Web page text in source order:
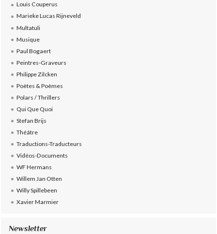
Louis Couperus
Marieke Lucas Rijneveld
Multatuli
Musique
Paul Bogaert
Peintres-Graveurs
Philippe Zilcken
Poètes & Poèmes
Polars / Thrillers
Qui Que Quoi
Stefan Brijs
Théâtre
Traductions-Traducteurs
Vidéos-Documents
WF Hermans
Willem Jan Otten
Willy Spillebeen
Xavier Marmier
Newsletter